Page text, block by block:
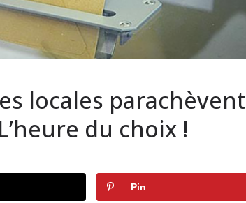
locales parachèvent
du choix !
Pin